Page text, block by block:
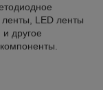
LED ленты
другое